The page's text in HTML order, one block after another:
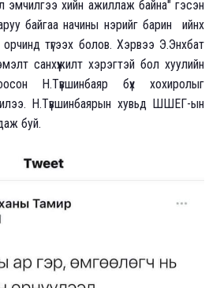
эмчилгээ хийн ажиллаж байна" гэсэн
байгаа начины нэрийг барин ийнхүү
түгээх болов. Хэрвээ Э.Энхбат
санхүүжилт хэрэгтэй бол хуулийн
Н.Түвшинбаяр бүх хохиролыг
билээ. Н.Түвшинбаярын хувьд ШШЕГ-ын
буй.